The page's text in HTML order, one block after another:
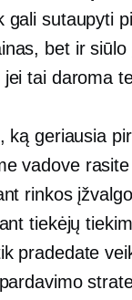
gali sutaupyti
bet ir siūlo
tai daroma
ką geriausia
vadove
rinkos
tiekėjų
pradedate